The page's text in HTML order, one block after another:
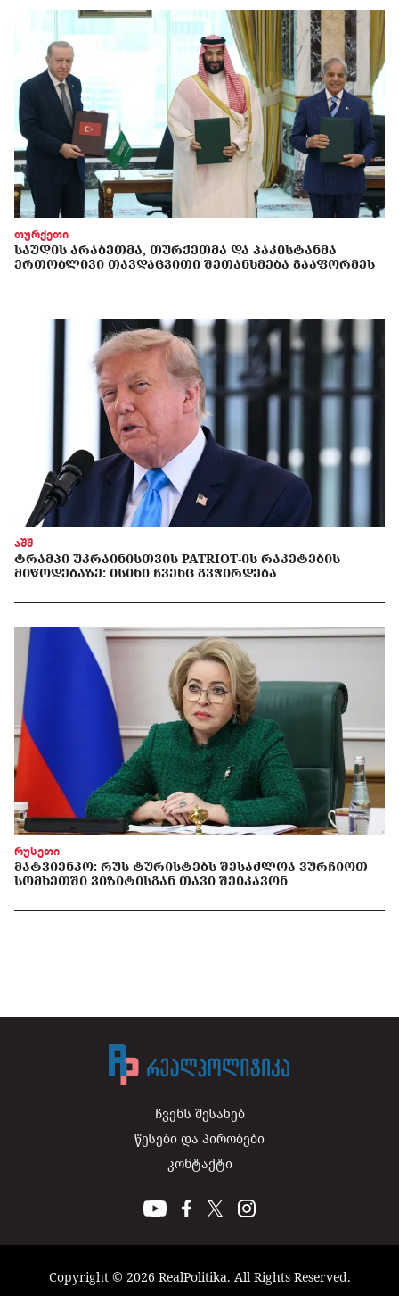
თურქეთი
ᲡᲐᲣᲓᲘᲡ ᲐᲠᲐᲑᲔᲗᲛᲐ, ᲗᲣᲠᲥᲔᲗᲛᲐ ᲓᲐ ᲞᲐᲙᲘᲡᲢᲐᲜᲛᲐ
ᲔᲠᲗᲝᲑᲚᲘᲕᲘ ᲗᲐᲕᲓᲐᲪᲕᲘᲗᲘ ᲨᲔᲗᲐᲜᲮᲛᲔᲑᲐ ᲒᲐᲐᲤᲝᲠᲛᲔᲡ
აშშ
ᲢᲠᲐᲛᲞᲘ ᲣᲙᲠᲐᲘᲜᲘᲡᲗᲕᲘᲡ PATRIOT-ᲘᲡ ᲠᲐᲙᲔᲢᲔᲑᲘᲡ
ᲛᲘᲬᲝᲓᲔᲑᲐᲖᲔ: ᲘᲡᲘᲜᲘ ᲩᲕᲔᲜᲪ ᲒᲕᲭᲘᲠᲓᲔᲑᲐ
რუსეთი
ᲛᲐᲢᲕᲘᲔᲜᲙᲝ: ᲠᲣᲡ ᲢᲣᲠᲘᲡᲢᲔᲑᲡ ᲨᲔᲡᲐᲫᲚᲝᲐ ᲕᲣᲠᲩᲘᲝᲗ
ᲡᲝᲛᲮᲔᲗᲨᲘ ᲕᲘᲖᲘᲢᲘᲡᲒᲐᲜ ᲗᲐᲕᲘ ᲨᲔᲘᲙᲐᲕᲝᲜ
ჩვენს შესახებ
წესები და პირობები
კონტაქტი
Copyright © 2026 RealPolitika. All Rights Reserved.